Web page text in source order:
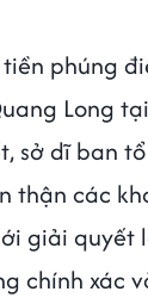
phúng
Long
sở dĩ ban
thận các
giải quyết
chính xác